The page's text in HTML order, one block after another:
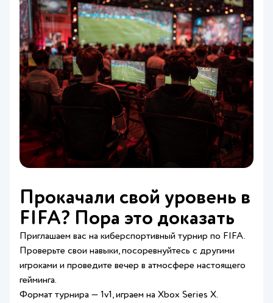
Прокачали свой уровень в
FIFA? Пора это доказать
Приглашаем вас на киберспортивный турнир по FIFA.
Проверьте свои навыки, посоревнуйтесь с другими
игроками и проведите вечер в атмосфере настоящего
гейминга.
Формат турнира — 1v1, играем на Xbox Series X.